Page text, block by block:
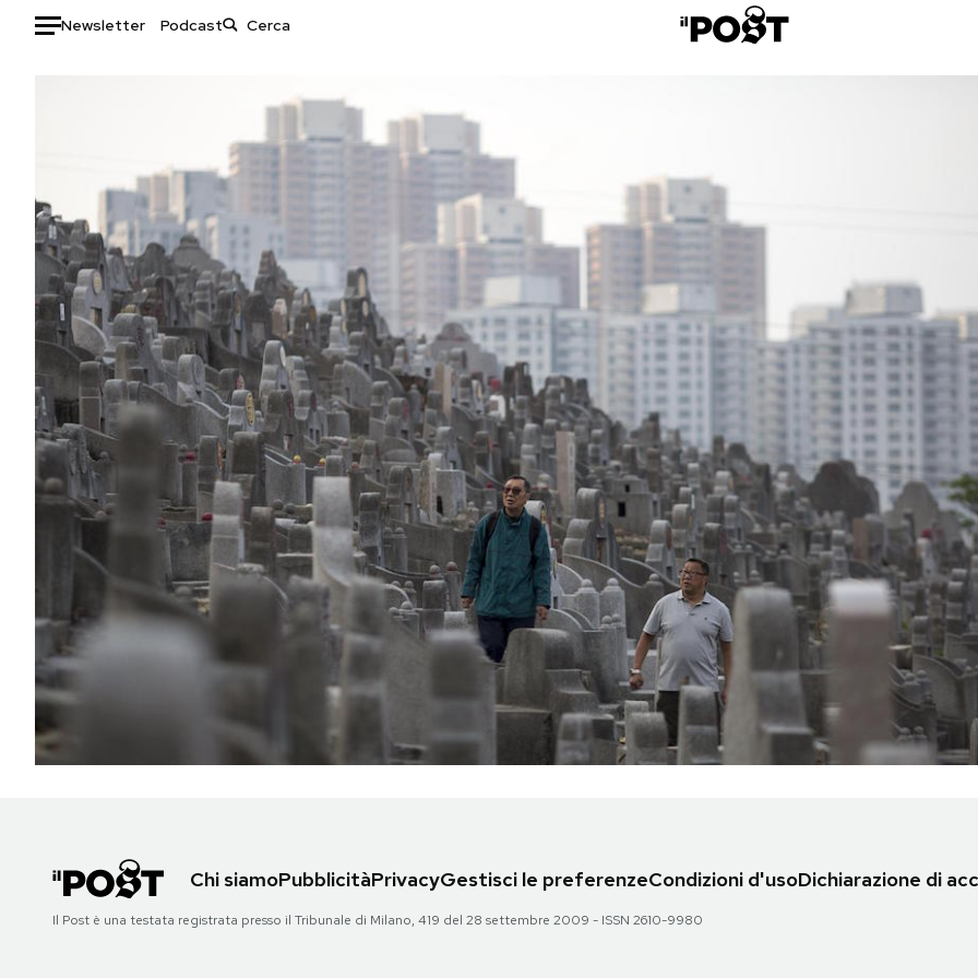
Newsletter Podcast
Mondo
Politica
Tecnologia
Internet
Scienza
Cultura
Economia
Sport
Libri
Consumismi
Storie/Idee
Ok Boomer!
Media
Europa
Altrecose
Mondiali calcio 2026
PODCAST
NEWSLETTER
AREA PERSONALEChi siamoPubblicitàPrivacyGestisci le preferenzeCondizioni d'usoDichiarazione di
Il Post è una testata registrata presso il Tribunale di Milano, 419 del 28 settembre 2009 - ISSN 2610-9980